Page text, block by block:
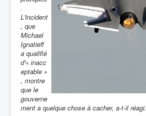
.
L'incident
, que
Michael
Ignatieff
a qualifié
d'« inacc
eptable »
, montre
que le
gouverne
ment a quelque chose à cacher, a-t-il réagi.